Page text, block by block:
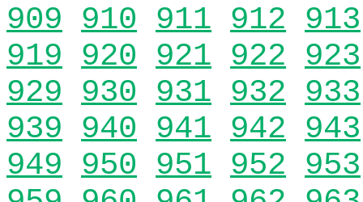
909 910 911 912 913
919 920 921 922 923
929 930 931 932 933
939 940 941 942 943
949 950 951 952 953